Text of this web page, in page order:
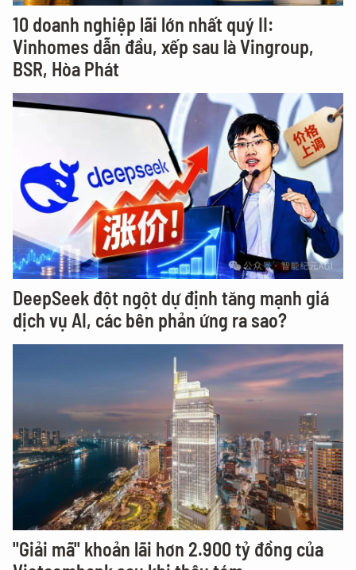
10 doanh nghiệp lãi lớn nhất quý II:
Vinhomes dẫn đầu, xếp sau là Vingroup,
BSR, Hòa Phát
DeepSeek đột ngột dự định tăng mạnh giá
dịch vụ AI, các bên phản ứng ra sao?
"Giải mã" khoản lãi hơn 2.900 tỷ đồng của